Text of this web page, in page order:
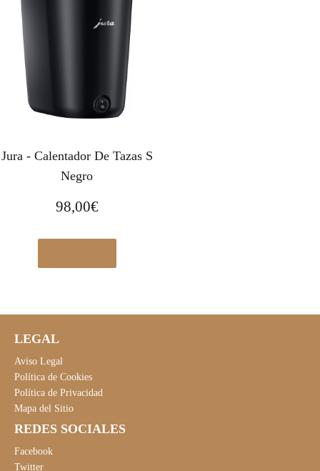
Jura - Calentador De Tazas S
Negro
98,00€
LEGAL
Aviso Legal
Política de Cookies
Política de Privacidad
Mapa del Sitio
REDES SOCIALES
Facebook
Twitter